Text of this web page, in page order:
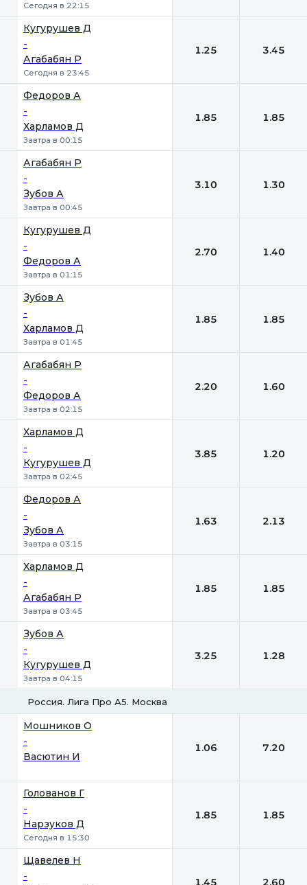
Сегодня в 22:15
Кугурушев Д
-
Агабабян Р
Сегодня в 23:45
1.25 3.45
Федоров А
-
Харламов Д
Завтра в 00:15
1.85 1.85
Агабабян Р
-
Зубов А
Завтра в 00:45
3.10 1.30
Кугурушев Д
-
Федоров А
Завтра в 01:15
2.70 1.40
Зубов А
-
Харламов Д
Завтра в 01:45
1.85 1.85
Агабабян Р
-
Федоров А
Завтра в 02:15
2.20 1.60
Харламов Д
-
Кугурушев Д
Завтра в 02:45
3.85 1.20
Федоров А
-
Зубов А
Завтра в 03:15
1.63 2.13
Харламов Д
-
Агабабян Р
Завтра в 03:45
1.85 1.85
Зубов А
-
Кугурушев Д
Завтра в 04:15
3.25 1.28
Россия. Лига Про А5. Москва
Мошников О
-
Васютин И
1.06 7.20
Голованов Г
-
Нарзуков Д
Сегодня в 15:30
1.85 1.85
Щавелев Н
- 1.45 2.60